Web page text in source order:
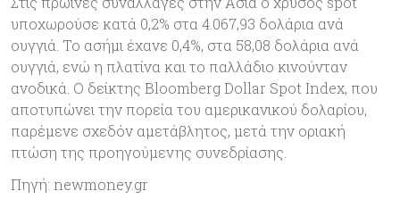
υποχωρούσε κατά 0,2% στα 4.067,93 δολάρια ανά
ουγγιά. Το ασήμι έχανε 0,4%, στα 58,08 δολάρια ανά
ουγγιά, ενώ η πλατίνα και το παλλάδιο κινούνταν
ανοδικά. Ο δείκτης Bloomberg Dollar Spot Index, που
αποτυπώνει την πορεία του αμερικανικού δολαρίου,
παρέμενε σχεδόν αμετάβλητος, μετά την οριακή
πτώση της προηγούμενης συνεδρίασης.
Πηγή: newmoney.gr